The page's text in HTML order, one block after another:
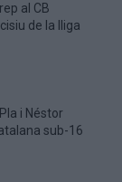
al CB
de la lliga
i Néstor
sub-16